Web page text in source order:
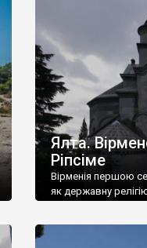
називаються
виробляє
легке біле і дуже […]
Ялта.
Ріпсіме
Вірменія першою
як державну